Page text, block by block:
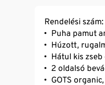
Rendelési szám:
Puha pamut
Húzott,
Hátul kis zseb
2 oldalsó
GOTS